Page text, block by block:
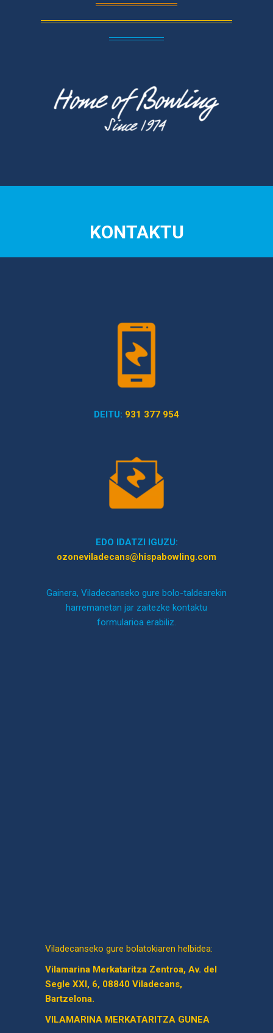
KONTAKTU
DEITU: 931 377 954
EDO IDATZI IGUZU:
ozoneviladecans@hispabowling.com
Gainera, Viladecanseko gure bolo-taldearekin
harremanetan jar zaitezke kontaktu
formularioa erabiliz.
Viladecanseko gure bolatokiaren helbidea:
Vilamarina Merkataritza Zentroa, Av. del
Segle XXI, 6, 08840 Viladecans,
Bartzelona.
VILAMARINA MERKATARITZA GUNEA